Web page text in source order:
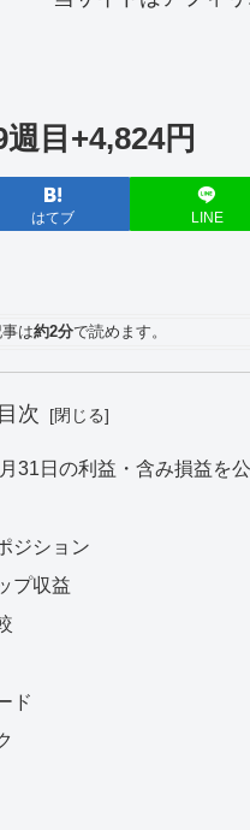
目+4,824円
はてブ LINE
は約2分で読めます。
目次
31日の利益・含み損益を
ジション
プ収益
ド